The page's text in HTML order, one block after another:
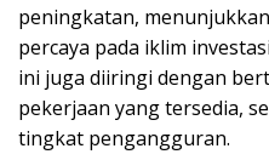
peningkatan,
percaya pada iklim
ini juga diiringi dengan
pekerjaan yang tersedia,
tingkat pengangguran.